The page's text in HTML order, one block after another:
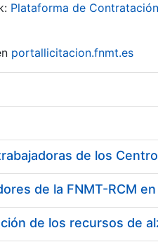
Plataforma de
portallicitacion.fnmt.es